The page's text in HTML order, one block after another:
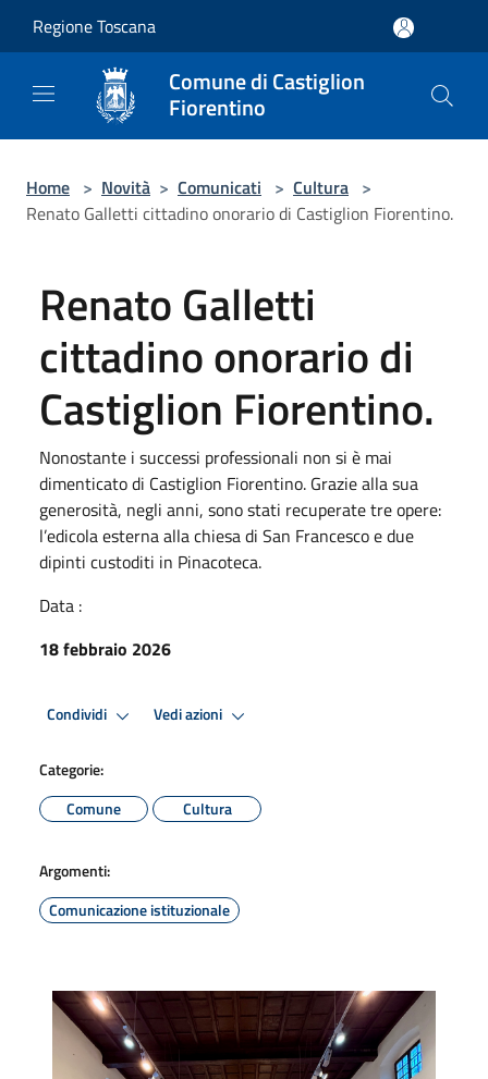
Regione Toscana
Comune di Castiglion
Fiorentino
Home > Novità > Comunicati > Cultura >
Renato Galletti cittadino onorario di Castiglion Fiorentino.
Renato Galletti
cittadino onorario di
Castiglion Fiorentino.
Nonostante i successi professionali non si è mai
dimenticato di Castiglion Fiorentino. Grazie alla sua
generosità, negli anni, sono stati recuperate tre opere:
l’edicola esterna alla chiesa di San Francesco e due
dipinti custoditi in Pinacoteca.
Data :
18 febbraio 2026
Condividi Vedi azioni
Categorie:
Comune
Cultura
Argomenti:
Comunicazione istituzionale